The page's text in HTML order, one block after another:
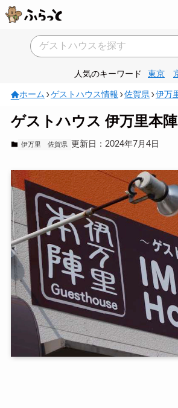
人気のキーワード 東京
ホーム ゲストハウス情報 佐賀県 伊万
ゲストハウス 伊万里本陣
伊万里 佐賀県 更新日：2024年7月4日